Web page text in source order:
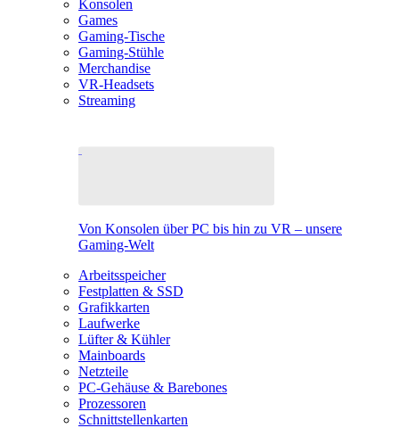
Konsolen
Games
Gaming-Tische
Gaming-Stühle
Merchandise
VR-Headsets
Streaming
Von Konsolen über PC bis hin zu VR – unsere
Gaming-Welt
Arbeitsspeicher
Festplatten & SSD
Grafikkarten
Laufwerke
Lüfter & Kühler
Mainboards
Netzteile
PC-Gehäuse & Barebones
Prozessoren
Schnittstellenkarten